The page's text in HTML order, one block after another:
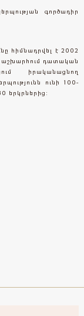
գործադիր
հիմնադրվել է 2002
աշխարհում դատական
իրականացնող
ունի 100-
երկրներից: